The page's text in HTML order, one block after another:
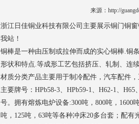
来源：http://
浙江日佳铜业科技有限公司主要展示铜门铜
我站！
铜棒是一种由压制或拉伸而成的实心铜棒.铜
形状和特点.等成形工艺包括挤压、轧制、连
材质分类产品主要用于制冷配件，汽车配件
主要牌号：HPb58-3、HPb59-1、H62-1、
号。拥有熔炼电炉设备:300吨，800吨，1600
吨，125吨，63吨等各种冲床20多台套；配有